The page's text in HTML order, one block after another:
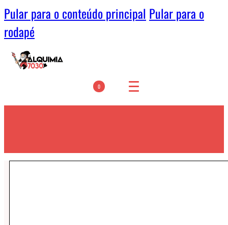
Pular para o conteúdo principal Pular para o
rodapé
0